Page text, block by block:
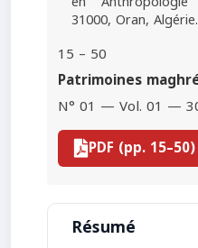
31000, Oran, Algérie.
15 – 50
Patrimoines
N° 01 — Vol. 01 —
PDF (pp. 15–50)
Résumé